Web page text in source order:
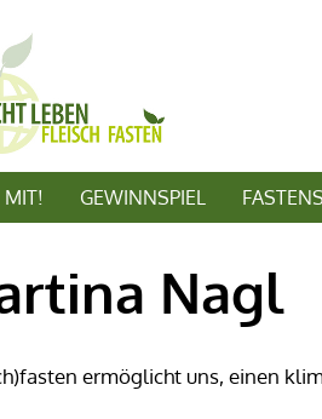
MIT! GEWINNSPIEL
Nagl
ermöglicht uns, einen